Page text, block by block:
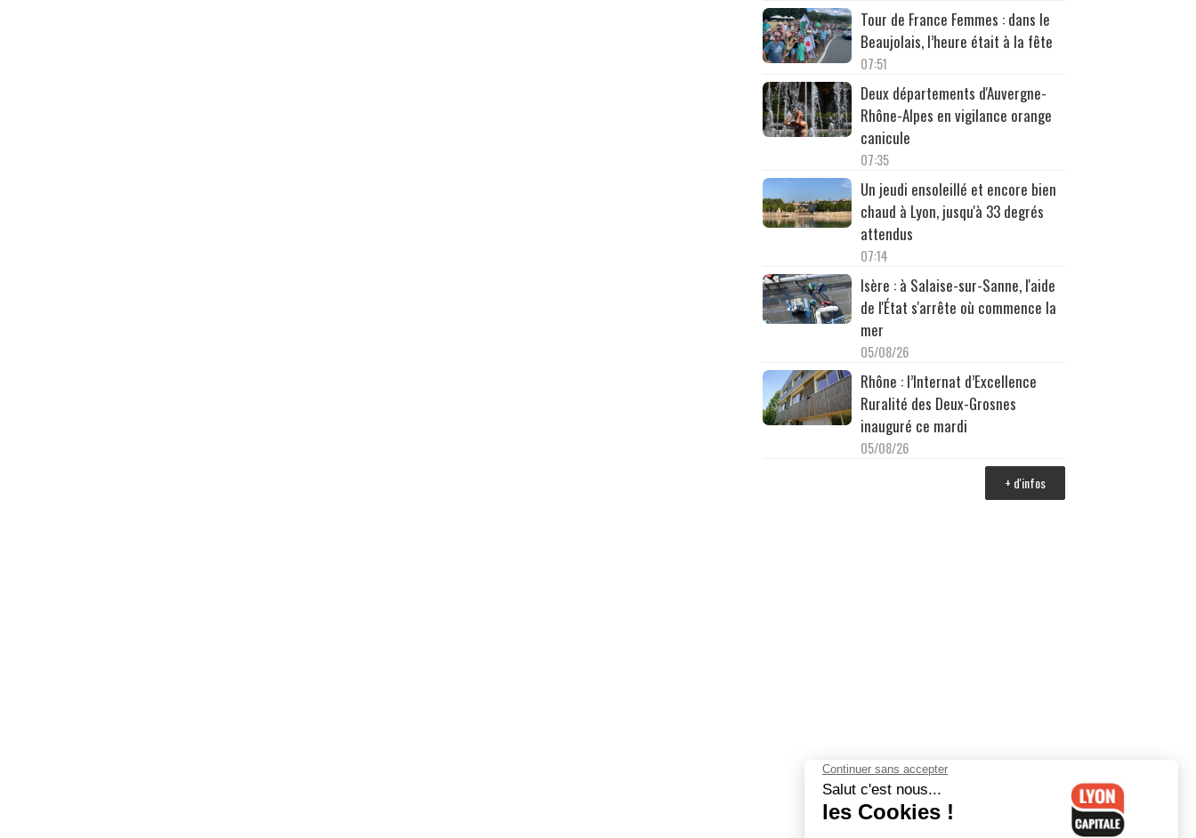
Tour de France Femmes : dans le
Beaujolais, l’heure était à la fête
07:51
Deux départements d'Auvergne-
Rhône-Alpes en vigilance orange
canicule
07:35
Un jeudi ensoleillé et encore bien
chaud à Lyon, jusqu'à 33 degrés
attendus
07:14
Isère : à Salaise-sur-Sanne, l'aide
de l'État s'arrête où commence la
mer
05/08/26
Rhône : l’Internat d’Excellence
Ruralité des Deux-Grosnes
inauguré ce mardi
05/08/26
+ d'infos